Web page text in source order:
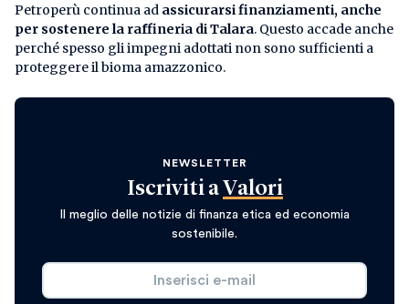
Petroperù continua ad assicurarsi finanziamenti, anche
per sostenere la raffineria di Talara. Questo accade anche
perché spesso gli impegni adottati non sono sufficienti a
proteggere il bioma amazzonico.
NEWSLETTER
Iscriviti a Valori
Il meglio delle notizie di finanza etica ed economia
sostenibile.